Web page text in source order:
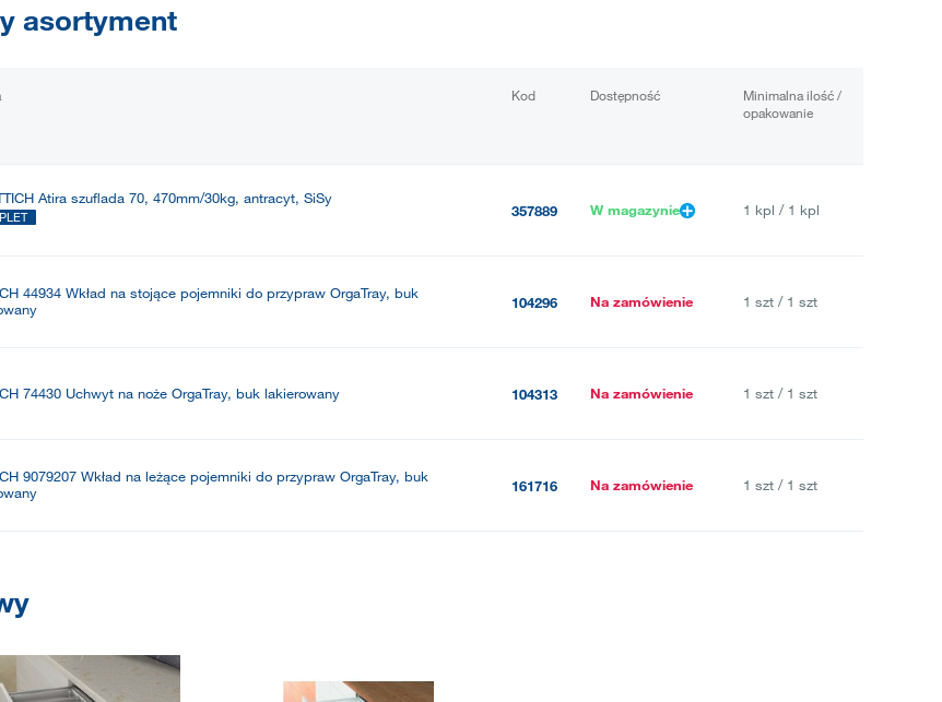
asortyment
Kod Dostępność
Minimalna ilość /
opakowanie
Atira szuflada 70, 470mm/30kg, antracyt, SiSy
357889 W magazynie 1 kpl / 1 kpl
44934 Wkład na stojące pojemniki do przypraw OrgaTray, buk
104296 Na zamówienie 1 szt / 1 szt
74430 Uchwyt na noże OrgaTray, buk lakierowany 104313 Na zamówienie 1 szt / 1 szt
9079207 Wkład na leżące pojemniki do przypraw OrgaTray, buk
161716 Na zamówienie 1 szt / 1 szt